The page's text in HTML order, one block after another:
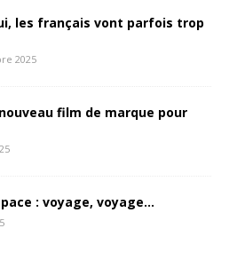
les français vont parfois trop
2025
film de marque pour
: voyage, voyage…